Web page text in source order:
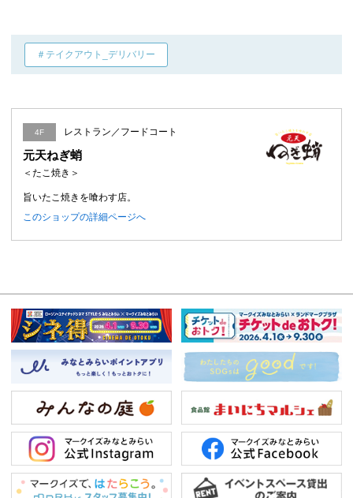
＃テイクアウト_デリバリー
4F レストラン／フードコート
元天ねぎ蛸
＜たこ焼き＞
旨いたこ焼きを喰わす店。
このショップの詳細ページへ